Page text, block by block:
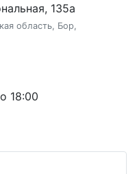
135а
область, Бор,
18:00